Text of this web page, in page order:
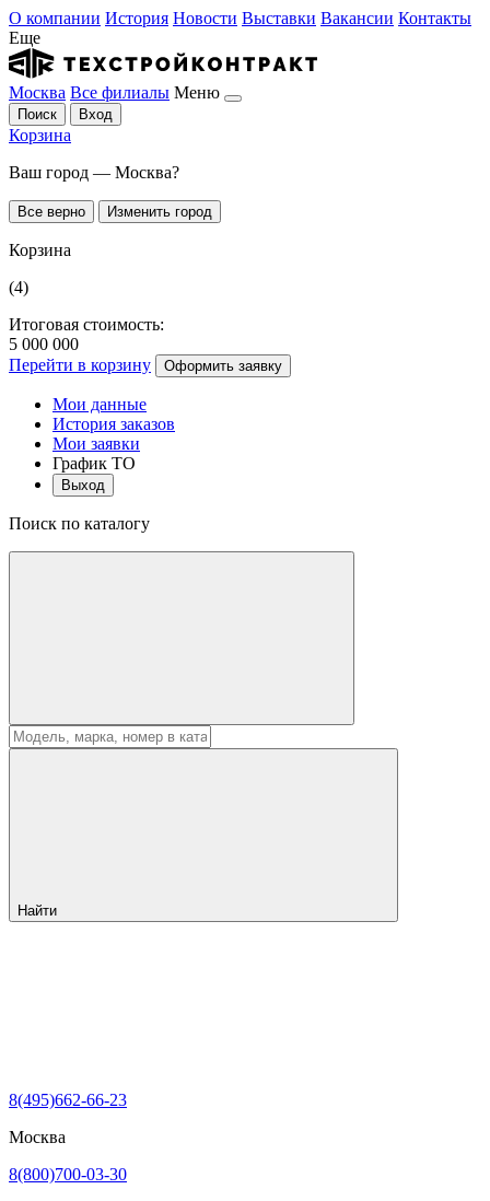
О компании История Новости Выставки Вакансии Контакты
Еще
Москва Все филиалы Меню
Поиск Вход
Корзина
Ваш город — Москва?
Все верно Изменить город
Корзина
(4)
Итоговая стоимость:
5 000 000
Перейти в корзину
Оформить заявку
Мои данные
История заказов
Мои заявки
График ТО
Выход
Поиск по каталогу
Найти
8(495)662-66-23
Москва
8(800)700-03-30